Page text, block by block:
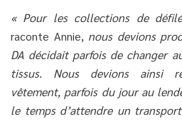
« Pour les collections de
raconte Annie, nous devions
DA décidait parfois de changer
tissus. Nous devions ainsi
vêtement, parfois du jour au
le temps d’attendre un